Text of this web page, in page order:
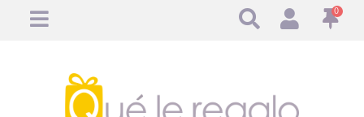
0